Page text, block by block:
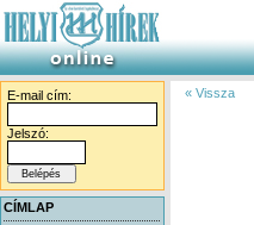
E-mail cím:
Jelszó:
CÍMLAP
« Vissza